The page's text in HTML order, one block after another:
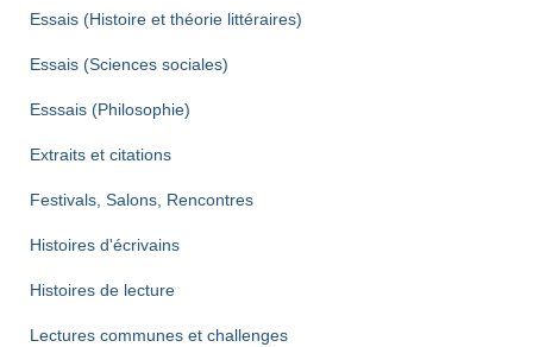
Essais (Histoire et théorie littéraires)
Essais (Sciences sociales)
Esssais (Philosophie)
Extraits et citations
Festivals, Salons, Rencontres
Histoires d'écrivains
Histoires de lecture
Lectures communes et challenges